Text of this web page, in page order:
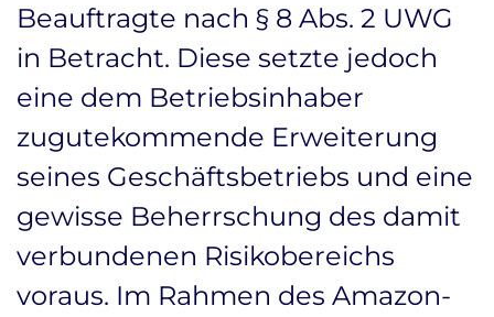
Beauftragte nach § 8 Abs. 2 UWG
in Betracht. Diese setzte jedoch
eine dem Betriebsinhaber
zugutekommende Erweiterung
seines Geschäftsbetriebs und eine
gewisse Beherrschung des damit
verbundenen Risikobereichs
voraus. Im Rahmen des Amazon-